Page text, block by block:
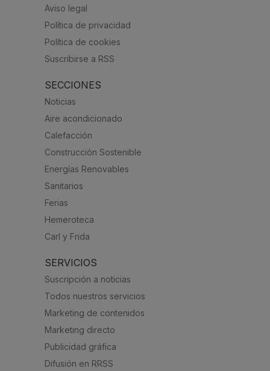
Aviso legal
Política de privacidad
Política de cookies
Suscribirse a RSS
SECCIONES
Noticias
Aire acondicionado
Calefacción
Construcción Sostenible
Energías Renovables
Sanitarios
Ferias
Hemeroteca
Carl y Frida
SERVICIOS
Suscripción a noticias
Todos nuestros servicios
Marketing de contenidos
Marketing directo
Publicidad gráfica
Difusión en RRSS